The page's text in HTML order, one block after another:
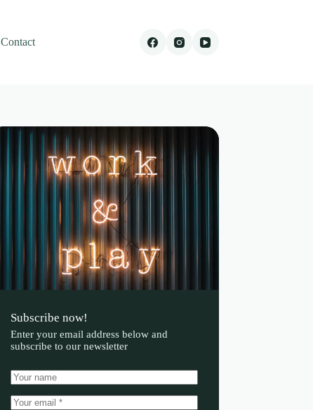
Contact
Subscribe now!
Enter your email address below and
subscribe to our newsletter